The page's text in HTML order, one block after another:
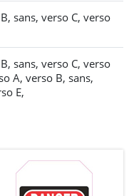
sans, verso C, verso
sans, verso C, verso
A, verso B, sans,
E,